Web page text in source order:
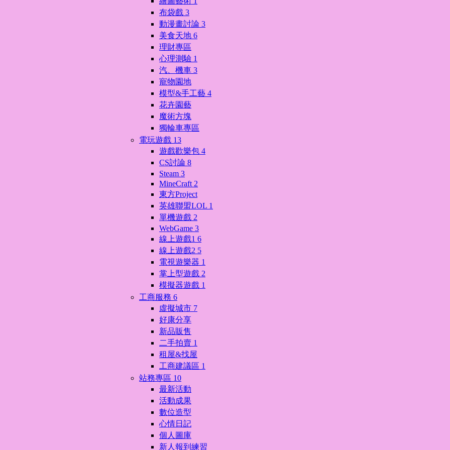
布袋戲 3
動漫畫討論 3
美食天地 6
理財專區
心理測驗 1
汽、機車 3
寵物園地
模型&手工藝 4
花卉園藝
魔術方塊
獨輪車專區
電玩遊戲 13
遊戲歡樂包 4
CS討論 8
Steam 3
MineCraft 2
東方Project
英雄聯盟LOL 1
單機遊戲 2
WebGame 3
線上遊戲1 6
線上遊戲2 5
電視遊樂器 1
掌上型遊戲 2
模擬器遊戲 1
工商服務 6
虛擬城市 7
好康分享
新品販售
二手拍賣 1
租屋&找屋
工商建議區 1
站務專區 10
最新活動
活動成果
數位造型
心情日記
個人圖庫
新人報到練習